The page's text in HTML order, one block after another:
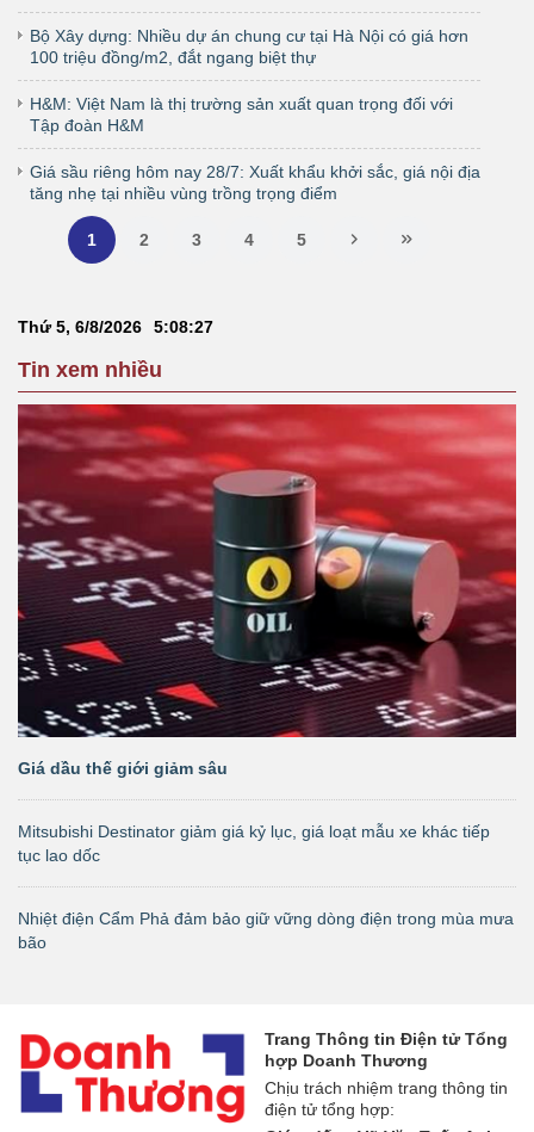
Bộ Xây dựng: Nhiều dự án chung cư tại Hà Nội có giá hơn
100 triệu đồng/m2, đắt ngang biệt thự
H&M: Việt Nam là thị trường sản xuất quan trọng đối với
Tập đoàn H&M
Giá sầu riêng hôm nay 28/7: Xuất khẩu khởi sắc, giá nội địa
tăng nhẹ tại nhiều vùng trồng trọng điểm
1 2 3 4 5
Thứ 5, 6/8/2026 5:08:28
Tin xem nhiều
Giá dầu thế giới giảm sâu
Mitsubishi Destinator giảm giá kỷ lục, giá loạt mẫu xe khác tiếp
tục lao dốc
Nhiệt điện Cẩm Phả đảm bảo giữ vững dòng điện trong mùa mưa
bão
Trang Thông tin Điện tử Tổng
hợp Doanh Thương
Chịu trách nhiệm trang thông tin
điện tử tổng hợp: